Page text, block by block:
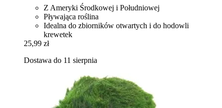
Z Ameryki Środkowej i Południowej
Pływająca roślina
Idealna do zbiorników otwartych i do hodowli
krewetek
25,99 zł
Dostawa do 11 sierpnia